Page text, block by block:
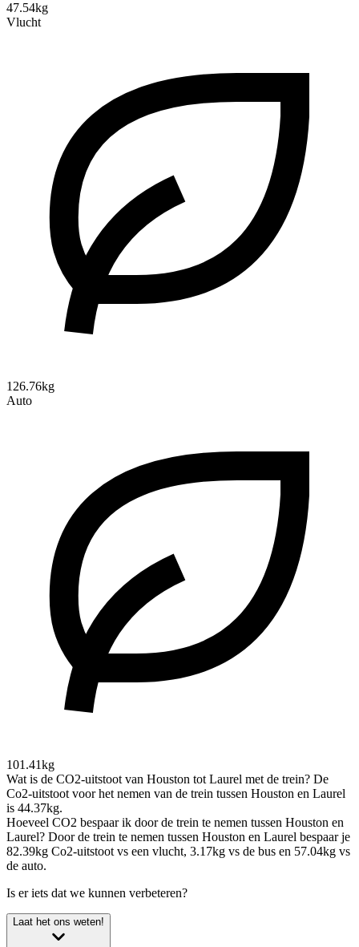
47.54kg
Vlucht
126.76kg
Auto
101.41kg
Wat is de CO2-uitstoot van Houston tot Laurel met de trein? De
Co2-uitstoot voor het nemen van de trein tussen Houston en Laurel
is 44.37kg.
Hoeveel CO2 bespaar ik door de trein te nemen tussen Houston en
Laurel? Door de trein te nemen tussen Houston en Laurel bespaar je
82.39kg Co2-uitstoot vs een vlucht, 3.17kg vs de bus en 57.04kg vs
de auto.
Is er iets dat we kunnen verbeteren?
Laat het ons weten!